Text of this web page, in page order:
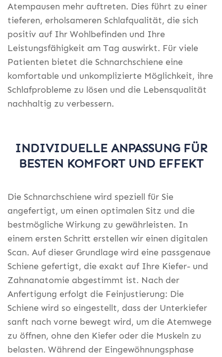
Atempausen mehr auftreten. Dies führt zu einer
tieferen, erholsameren Schlafqualität, die sich
positiv auf Ihr Wohlbefinden und Ihre
Leistungsfähigkeit am Tag auswirkt. Für viele
Patienten bietet die Schnarchschiene eine
komfortable und unkomplizierte Möglichkeit, ihre
Schlafprobleme zu lösen und die Lebensqualität
nachhaltig zu verbessern.
INDIVIDUELLE ANPASSUNG FÜR
BESTEN KOMFORT UND EFFEKT
Die Schnarchschiene wird speziell für Sie
angefertigt, um einen optimalen Sitz und die
bestmögliche Wirkung zu gewährleisten. In
einem ersten Schritt erstellen wir einen digitalen
Scan. Auf dieser Grundlage wird eine passgenaue
Schiene gefertigt, die exakt auf Ihre Kiefer- und
Zahnanatomie abgestimmt ist. Nach der
Anfertigung erfolgt die Feinjustierung: Die
Schiene wird so eingestellt, dass der Unterkiefer
sanft nach vorne bewegt wird, um die Atemwege
zu öffnen, ohne den Kiefer oder die Muskeln zu
belasten. Während der Eingewöhnungsphase